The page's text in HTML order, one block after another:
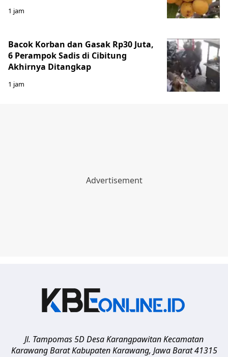
1 jam
Bacok Korban dan Gasak Rp30 Juta,
6 Perampok Sadis di Cibitung
Akhirnya Ditangkap
1 jam
Jl. Tampomas 5D Desa Karangpawitan Kecamatan
Karawang Barat Kabupaten Karawang, Jawa Barat 41315